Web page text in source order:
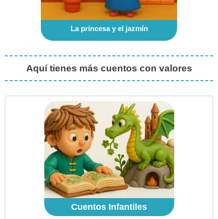
La princesa y el jazmín
Aquí tienes más cuentos con valores
Cuentos Infantiles